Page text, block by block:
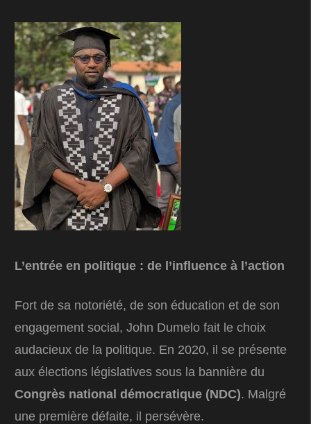
L’entrée en politique : de l’influence à l’action
Fort de sa notoriété, de son éducation et de son
engagement social, John Dumelo fait le choix
audacieux de la politique. En 2020, il se présente
aux élections législatives sous la bannière du
Congrès national démocratique (NDC). Malgré
une première défaite, il persévère.